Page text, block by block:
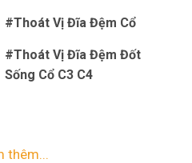
#Thoát Vị Đĩa Đệm Cổ
#Thoát Vị Đĩa Đệm Đốt
Sống Cổ C3 C4
thêm...